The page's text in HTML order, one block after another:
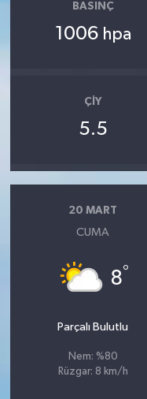
BASINÇ
1006 hpa
ÇIY
5.5
20 MART
CUMA
8°
Parçalı Bulutlu
Nem: %80
Rüzgar: 8 km/h